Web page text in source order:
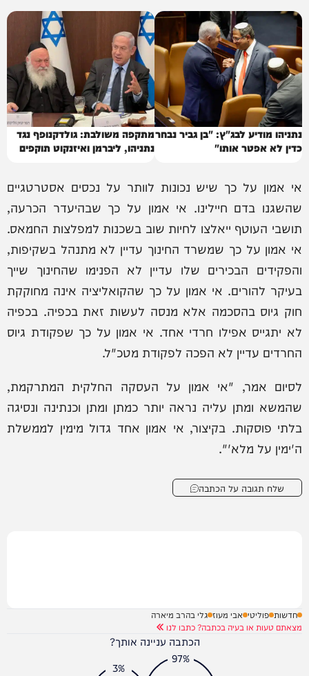
נתניהו מודיע לבג"ץ: "בן גביר נבחר
כדין לא אפטר אותו"
מתקפה משולבת: גולדקנופף נגד
נתניהו, ליברמן ואיזנקוט תוקפים
אי אמון על כך שיש נכונות לוותר על נכסים אסטרטגיים
שהשגנו בדם חיילינו. אי אמון על כך שבהיעדר הכרעה,
תושבי העוטף ייאלצו לחיות שוב בשכנות למפלצות החמאס.
אי אמון על כך שמשרד החינוך עדיין לא מתנהל בשקיפות,
והפקידים הבכירים שלו עדיין לא הפנימו שהחינוך שייך
בעיקר להורים. אי אמון על כך שהקואליציה אינה מחוקקת
חוק גיוס בהסכמה אלא מנסה לעשות זאת בכפיה. בכפיה
לא יתגייס אפילו חרדי אחד. אי אמון על כך שפקודת גיוס
החרדים עדיין לא הפכה לפקודת מטכ"ל.
לסיום אמר, "אי אמון על העסקה החלקית המתרקמת,
שהמשא ומתן עליה נראה יותר כמתן ומתן וכנתינה ונסיגה
בלתי פוסקות. בקיצור, אי אמון אחד גדול מימין לממשלת
ה'ימין על מלא'".
שלח תגובה על הכתבה
חדשות פוליטי אבי מעוז גלי בהרב מיארה
מצאתם טעות או בעיה בכתבה? כתבו לנו
הכתבה עניינה אותך?
97%
3%